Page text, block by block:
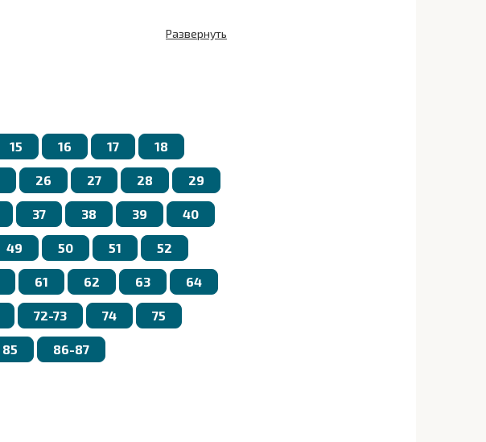
Развернуть
15 16 17 18
26 27 28 29
37 38 39 40
49 50 51 52
61 62 63 64
72-73 74 75
85 86-87